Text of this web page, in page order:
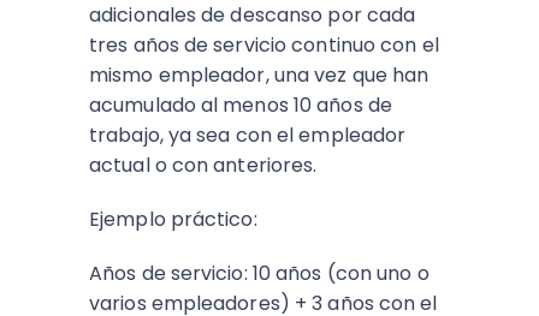
adicionales de descanso por cada
tres años de servicio continuo con el
mismo empleador, una vez que han
acumulado al menos 10 años de
trabajo, ya sea con el empleador
actual o con anteriores.
Ejemplo práctico:
Años de servicio: 10 años (con uno o
varios empleadores) + 3 años con el